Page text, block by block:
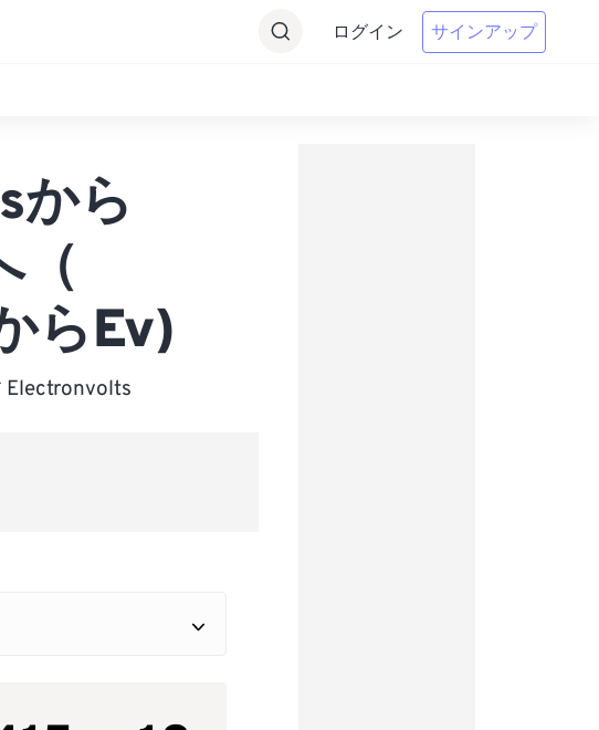
ログイン サインアップ
ら
（
らEv)
Electronvolts